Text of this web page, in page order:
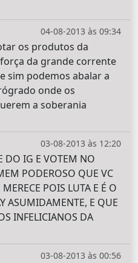
04-08-2013 às 09:34
os produtos da
da grande corrente
sim podemos abalar a
onde os
a soberania
03-08-2013 às 12:20
DO IG E VOTEM NO
PODEROSO QUE VC
POIS LUTA E É O
ASUMIDAMENTE, E QUE
INFELICIANOS DA
03-08-2013 às 00:56